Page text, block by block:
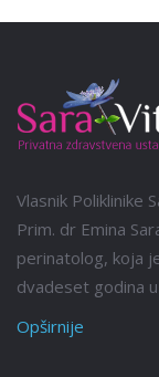
Vlasnik Poliklinike
Prim. dr Emina
perinatolog, koja
dvadeset godina
Opširnije